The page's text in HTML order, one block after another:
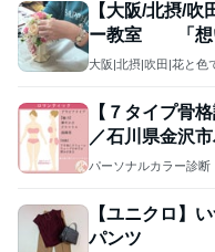
【大阪/北摂/
ー教室 「想
スン
大阪|北摂|吹田|花と色
【７タイプ骨
／石川県金沢
サロン
パーソナルカラー診
【ユニクロ】
パンツ